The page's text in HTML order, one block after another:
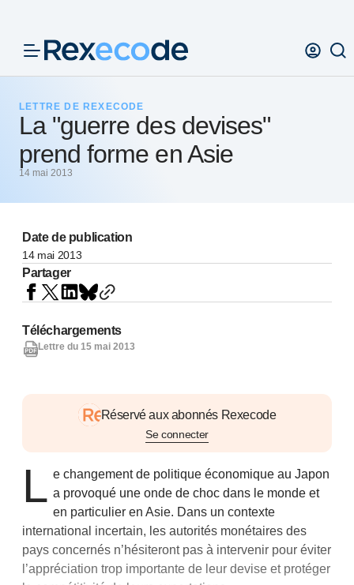
LETTRE DE REXECODE
La "guerre des devises"
prend forme en Asie
14 mai 2013
Date de publication
14 mai 2013
Partager
Réservé aux abonnés Rexecode
Se connecter
L e changement de politique économique au Japon
a provoqué une onde de choc dans le monde et
en particulier en Asie. Dans un contexte
international incertain, les autorités monétaires des
pays concernés n’hésiteront pas à intervenir pour éviter
l’appréciation trop importante de leur devise et protéger
Téléchargements
Lettre du 15 mai 2013